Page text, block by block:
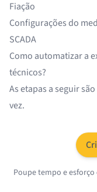
Fiação
Configurações do
SCADA
Como automatizar a
técnicos?
As etapas a seguir
vez.
Poupe tempo e